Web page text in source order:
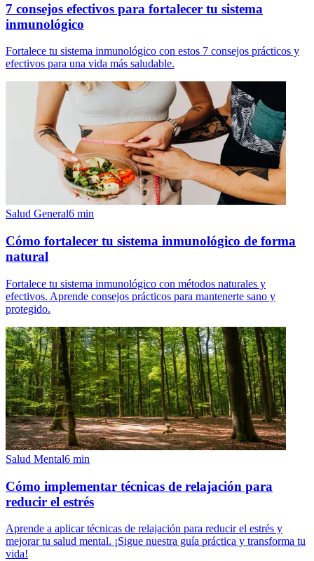
7 consejos efectivos para fortalecer tu sistema
inmunológico
Fortalece tu sistema inmunológico con estos 7 consejos prácticos y
efectivos para una vida más saludable.
Salud General6 min
Cómo fortalecer tu sistema inmunológico de forma
natural
Fortalece tu sistema inmunológico con métodos naturales y
efectivos. Aprende consejos prácticos para mantenerte sano y
protegido.
Salud Mental6 min
Cómo implementar técnicas de relajación para
reducir el estrés
Aprende a aplicar técnicas de relajación para reducir el estrés y
mejorar tu salud mental. ¡Sigue nuestra guía práctica y transforma tu
vida!